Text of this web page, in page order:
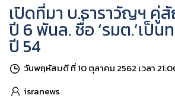
เปิดที่มา บ.ธาราวัญฯ คู่
ปี 6 พันล. ชื่อ ‘รมต.’เป็น
ปี 54
วันพฤหัสบดี ที่ 10 ตุลาคม 2562 เวลา
isranews